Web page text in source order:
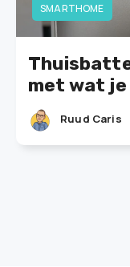
SMARTHOME
met wat
Ruud Caris